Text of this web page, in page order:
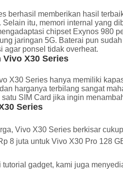
berhasil memberikan hasil
Selain itu, memori internal yang
chipset Exynos 980
jaringan 5G. Baterai pun
agar ponsel tidak overheat.
Vivo X30 Series
X30 Series hanya memiliki
harganya terbilang sangat
SIM Card jika ingin
Series
Vivo X30 Series berkisar
8 juta untuk Vivo X30 Pro 128
tutorial gadget, kami juga